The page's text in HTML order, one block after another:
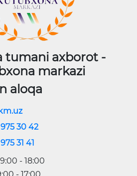
tumani axborot -
markazi
aloqa
30 42
31 41
- 18:00